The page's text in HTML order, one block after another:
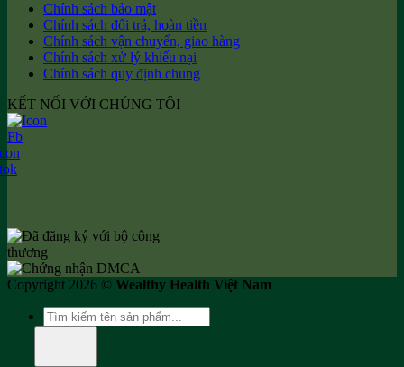
Chính sách bảo mật
Chính sách đổi trả, hoàn tiền
Chính sách vận chuyển, giao hàng
Chính sách xử lý khiếu nại
Chính sách quy định chung
KẾT NỐI VỚI CHÚNG TÔI
Copyright 2026 © Wealthy Health Việt Nam
Tìm
kiếm: